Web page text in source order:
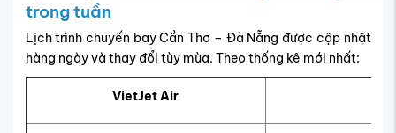
trong tuần
Lịch trình chuyến bay Cần Thơ – Đà Nẵng được cập nhật
hàng ngày và thay đổi tùy mùa. Theo thống kê mới nhất:
VietJet Air